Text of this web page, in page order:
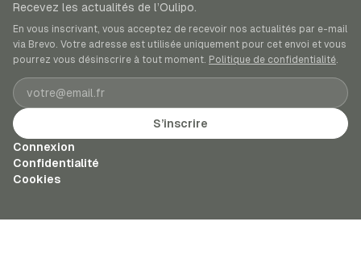
Recevez les actualités de l’Oulipo.
En vous inscrivant, vous acceptez de recevoir nos actualités par e-mail
via Brevo. Votre adresse est utilisée uniquement pour cet envoi et vous
pourrez vous désinscrire à tout moment. Politique de confidentialité.
Adresse e-mail
S’inscrire
Connexion
Confidentialité
Cookies